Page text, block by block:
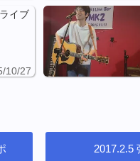
イブ
10/27
2017.2.5